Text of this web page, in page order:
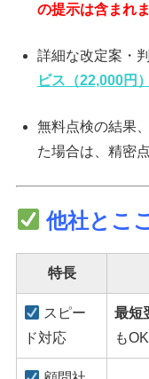
の提示は含まれま
詳細な改定案・
ビス（22,000円
無料点検の結果
た場合は、精密
他社とこ
特長
スピー
ド対応
最短
もOK